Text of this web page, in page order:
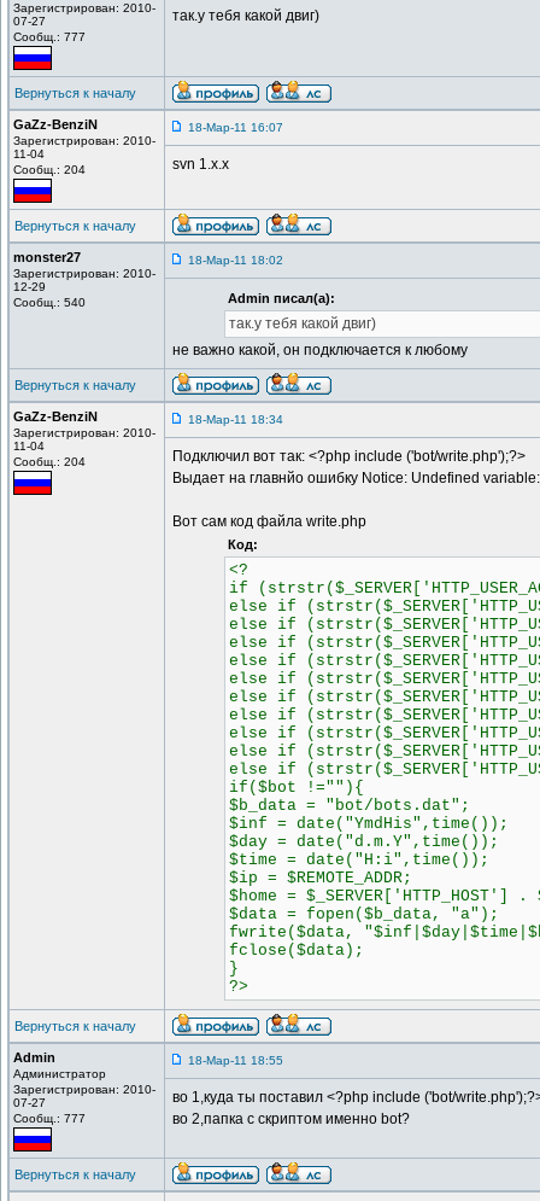
Зарегистрирован: 2010-
07-27
Сообщ.: 777
так.у тебя какой двиг)
Вернуться к началу
GaZz-BenziN
Зарегистрирован: 2010-
11-04
Сообщ.: 204
18-Мар-11 16:07
svn 1.x.x
Вернуться к началу
monster27
Зарегистрирован: 2010-
12-29
Сообщ.: 540
18-Мар-11 18:02
Admin писал(а):
так.у тебя какой двиг)
не важно какой, он подключается к любому
Вернуться к началу
GaZz-BenziN
Зарегистрирован: 2010-
11-04
Сообщ.: 204
18-Мар-11 18:34
Подключил вот так: <?php include ('bot/write.php');?>
Выдает на главнйо ошибку Notice: Undefined
Вот сам код файла write.php
Код:
<?
if
else if
else if
else if
else if
else if
else if
else if
else if
else if
else if
if($bot !=""){
$b_data = "bot/bots.dat";
$inf = date("YmdHis",time());
$day = date("d.m.Y",time());
$time = date("H:i",time());
$ip = $REMOTE_ADDR;
$home = $_SERVER['HTTP_HOST'] .
$data = fopen($b_data, "a");
fwrite($data,
fclose($data);
}
?>
Вернуться к началу
Admin
Администратор
Зарегистрирован: 2010-
07-27
Сообщ.: 777
18-Мар-11 18:55
во 1,куда ты поставил <?php include ('bot/
во 2,папка c скриптом именно bot?
Вернуться к началу